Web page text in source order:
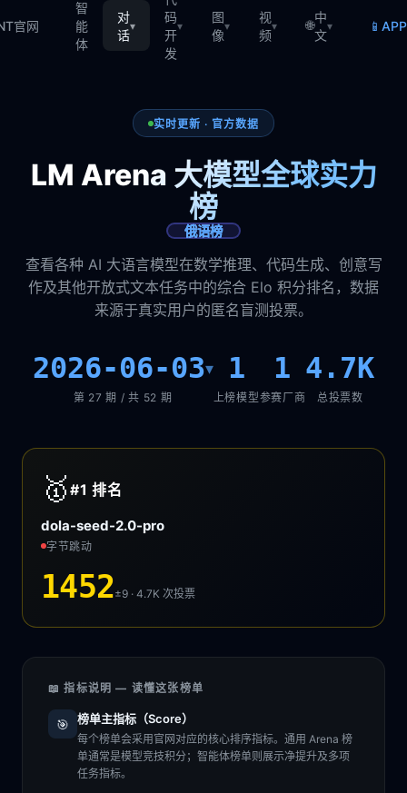
官网
智
能
体
对
话
▾
码
开
发
▾
图
像
▾
视
频
▾ 🌐
中
文
▾ 📱
实时更新 · 官方数据
LM Arena 大模型全球实力
榜
俄语榜
查看各种 AI 大语言模型在数学推理、代码生成、创意写
作及其他开放式文本任务中的综合 Elo 积分排名，数据
来源于真实用户的匿名盲测投票。
2026-06-03▾
第 27 期 / 共 52 期
1
上榜模型
1
参赛厂商
4.7K
总投票数
🥇 #1排名
dola-seed-2.0-pro
字节跳动
1452±9 · 4.7K次投票
📖 指标说明 — 读懂这张榜单
🎯 榜单主指标（Score）
每个榜单会采用官网对应的核心排序指标。通用 Arena 榜
单通常是模型竞技积分；智能体榜单则展示净提升及多项
任务指标。